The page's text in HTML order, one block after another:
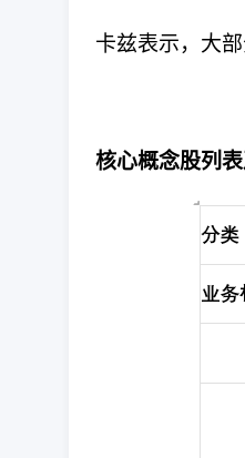
卡兹表示，大
核心概念股列表